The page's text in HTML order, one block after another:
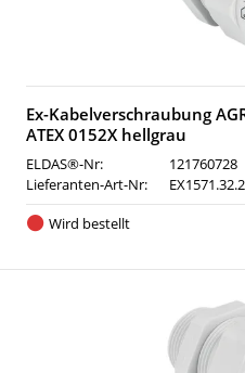
Ex-Kabelverschraubung
ATEX 0152X hellgrau
ELDAS®-Nr:
121760728
Lieferanten-Art-Nr:
Wird bestellt